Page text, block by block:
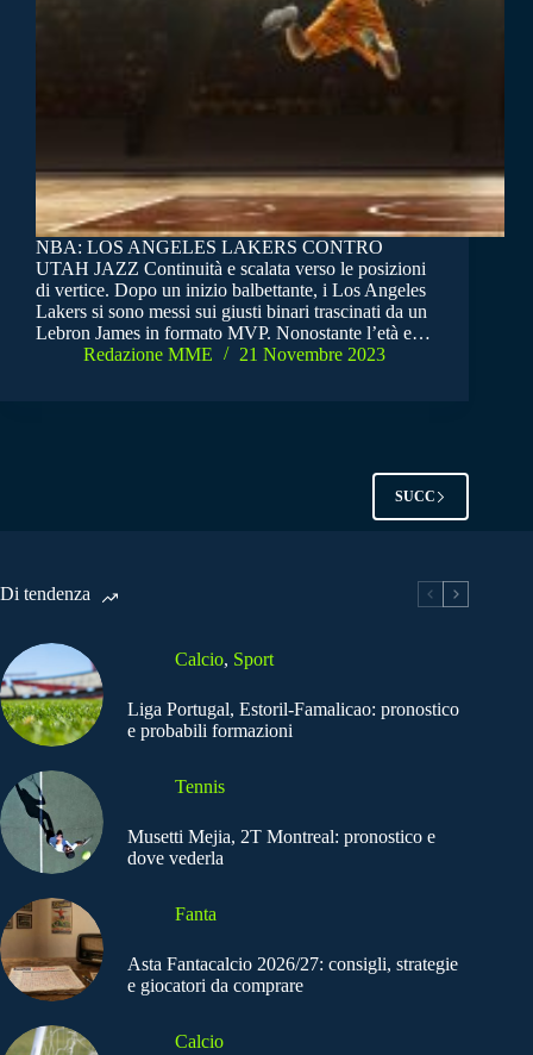
NBA: LOS ANGELES LAKERS CONTRO
UTAH JAZZ Continuità e scalata verso le posizioni
di vertice. Dopo un inizio balbettante, i Los Angeles
Lakers si sono messi sui giusti binari trascinati da un
Lebron James in formato MVP. Nonostante l’età e…
Redazione MME
21 Novembre 2023
SUCC
Di tendenza
Calcio, Sport
Liga Portugal, Estoril-Famalicao: pronostico
e probabili formazioni
Tennis
Musetti Mejia, 2T Montreal: pronostico e
dove vederla
Fanta
Asta Fantacalcio 2026/27: consigli, strategie
e giocatori da comprare
Calcio